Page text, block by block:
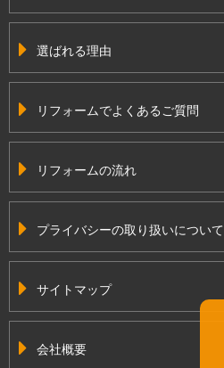
選ばれる理由
リフォームでよくあるご質問
リフォームの流れ
プライバシーの取り扱いについて
サイトマップ
会社概要